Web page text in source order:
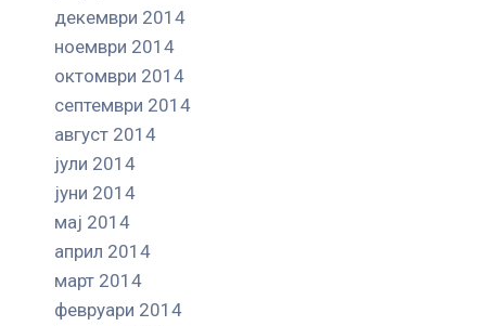
декември 2014
ноември 2014
октомври 2014
септември 2014
август 2014
јули 2014
јуни 2014
мај 2014
април 2014
март 2014
февруари 2014